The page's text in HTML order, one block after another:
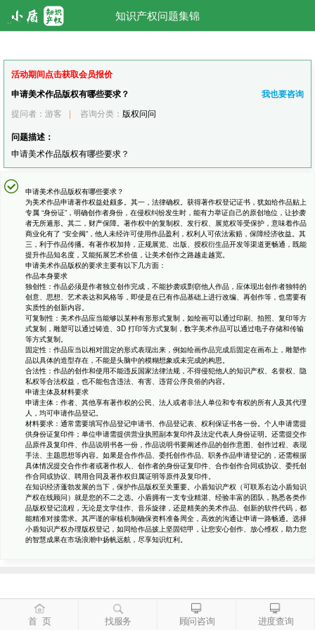
知识产权问题集锦
活动期间点击获取会员报价
申请美术作品版权有哪些要求？
我也要咨询
提问者：游客 | 咨询分类： 版权问问
问题描述：
申请美术作品版权有哪些要求？
申请美术作品版权有哪些要求？
为美术作品申请著作权益处颇多。其一，法律确权。获得著作权登记证书，犹如给作品贴上
专属 “身份证”，明确创作者身份，在侵权纠纷发生时，能有力举证自己的原创地位，让抄袭
者无所遁形。其二，财产保障。著作权中的复制权、发行权、展览权等受保护，意味着作品
商业化有了 “安全阀”，他人未经许可使用作品盈利，权利人可依法索赔，保障经济收益。其
三，利于作品传播。有著作权加持，正规展览、出版、授权衍生品开发等渠道更畅通，既能
提升作品知名度，又能拓展艺术价值，让美术创作之路越走越宽。
申请美术作品版权的要求主要有以下几方面：
作品本身要求
独创性：作品必须是作者独立创作完成，不能抄袭或剽窃他人作品，应体现出创作者独特的
创意、思想、艺术表达和风格等，即使是在已有作品基础上进行改编、再创作等，也需要有
实质性的创新内容。
可复制性：美术作品应当能够以某种有形形式复制，如绘画可以通过印刷、拍照、复印等方
式复制，雕塑可以通过铸造、3D 打印等方式复制，数字美术作品可以通过电子存储和传输
等方式复制。
固定性：作品应当以相对固定的形式表现出来，例如绘画作品完成后固定在画布上，雕塑作
品以具体的造型存在，不能是头脑中的模糊想象或未完成的构思。
合法性：作品的创作和使用不能违反国家法律法规，不得侵犯他人的知识产权、名誉权、隐
私权等合法权益，也不能包含违法、有害、违背公序良俗的内容。
申请主体及材料要求
申请主体：作者、其他享有著作权的公民、法人或者非法人单位和专有权的所有人及其代理
人，均可申请作品登记。
材料要求：通常需要填写作品登记申请书、作品登记表、权利保证书各一份。个人申请需提
供身份证复印件；单位申请需提供营业执照副本复印件及法定代表人身份证明。还需提交作
品原件及复印件、作品说明书各一份，作品说明书要阐述作品的创作意图、创作过程、表现
手法、主题思想等内容。如果是合作作品、委托创作作品、职务作品申请登记的，还需根据
具体情况提交合作作者或著作权人、创作者的身份证复印件、合作创作合同或协议、委托创
作合同或协议、聘用合同及著作权归属证明等原件及复印件。
在知识经济蓬勃发展的当下，保护作品版权至关重要。小盾知识产权（可联系右边小盾知识
产权在线顾问）就是您的不二之选。小盾拥有一支专业精湛、经验丰富的团队，熟悉各类作
品版权登记流程，无论是文学佳作、音乐旋律，还是精美的美术作品、创新的软件代码，都
能精准对接需求。其严谨的审核机制确保资料准备周全，高效的沟通让申请一路畅通。选择
小盾知识产权办理版权登记，如同给作品披上坚固铠甲，让您安心创作、放心维权，助力您
的智慧成果在市场浪潮中扬帆远航，尽享知识红利。
首 页 找服务 顾问咨询 进度查询